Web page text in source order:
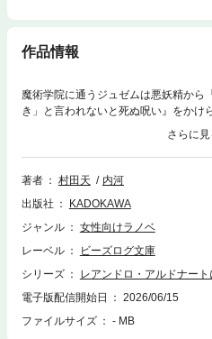
作品情報
魔術学院に通うジュゼムは悪妖精から
き」と言われないと死ぬ呪い』をかけ
学院一の秀才ながら皆が恐れる不良
をかけるも――「失せろ。ゴミが」一
きまとううち、だんだんと彼の意外
定！ 書き下ろし短編『闇討ち』を収録
著者 村田天
内河
出版社
KADOKAWA
ジャンル
女性向けラノベ
レーベル
ビーズログ文庫
シリーズ
レアンドロ・アルドナー
電子版配信開始日
2026/06/15
ファイルサイズ
- MB